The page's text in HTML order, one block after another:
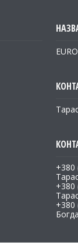
+380
+380
+380